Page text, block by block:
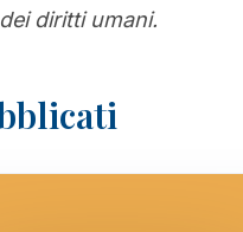
diritti umani.